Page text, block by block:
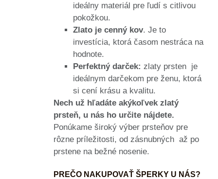
ideálny materiál pre ľudí s citlivou
pokožkou.
Zlato je cenný kov. Je to
investícia, ktorá časom nestráca na
hodnote.
Perfektný darček: zlaty prsten je
ideálnym darčekom pre ženu, ktorá
si cení krásu a kvalitu.
Nech už hľadáte akýkoľvek zlatý
prsteň, u nás ho určite nájdete.
Ponúkame široký výber prsteňov pre
rôzne príležitosti, od zásnubných až po
prstene na bežné nosenie.
PREČO NAKUPOVAŤ ŠPERKY U NÁS?